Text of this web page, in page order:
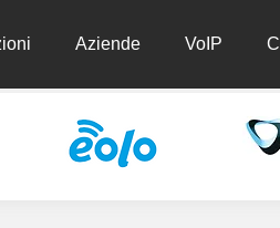
Aziende
Aziende VoIP